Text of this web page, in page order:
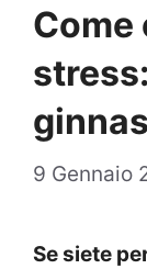
Come
9 Gennaio
Se siete